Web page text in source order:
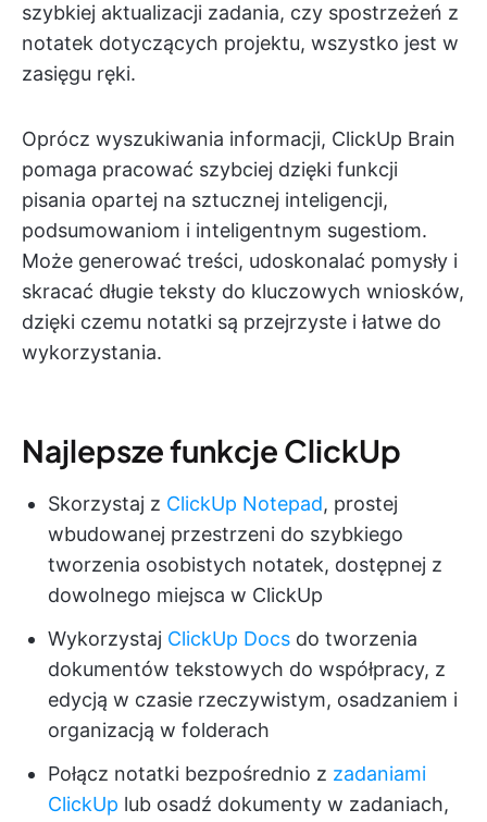
szybkiej aktualizacji zadania, czy spostrzeżeń z
notatek dotyczących projektu, wszystko jest w
zasięgu ręki.
Oprócz wyszukiwania informacji, ClickUp Brain
pomaga pracować szybciej dzięki funkcji
pisania opartej na sztucznej inteligencji,
podsumowaniom i inteligentnym sugestiom.
Może generować treści, udoskonalać pomysły i
skracać długie teksty do kluczowych wniosków,
dzięki czemu notatki są przejrzyste i łatwe do
wykorzystania.
Najlepsze funkcje ClickUp
Skorzystaj z ClickUp Notepad, prostej
wbudowanej przestrzeni do szybkiego
tworzenia osobistych notatek, dostępnej z
dowolnego miejsca w ClickUp
Wykorzystaj ClickUp Docs do tworzenia
dokumentów tekstowych do współpracy, z
edycją w czasie rzeczywistym, osadzaniem i
organizacją w folderach
Połącz notatki bezpośrednio z zadaniami
ClickUp lub osadź dokumenty w zadaniach,